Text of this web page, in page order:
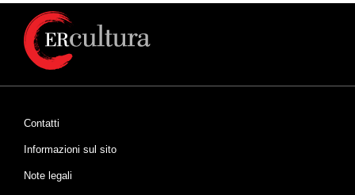
Contatti
Informazioni sul sito
Note legali